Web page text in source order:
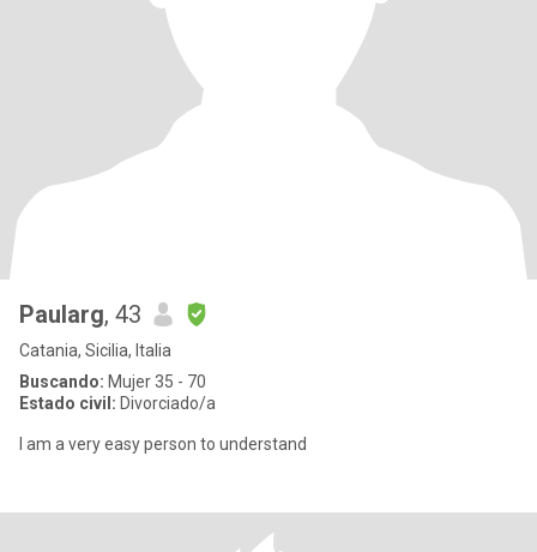
Paularg, 43
Catania, Sicilia, Italia
Buscando: Mujer 35 - 70
Estado civil: Divorciado/a
I am a very easy person to understand